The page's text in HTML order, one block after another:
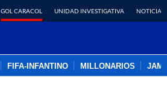
GOL CARACOL UNIDAD INVESTIGATIVA NOTICIAS
FIFA-INFANTINO MILLONARIOS